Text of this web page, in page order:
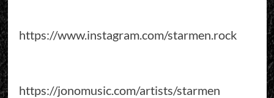
https://www.instagram.com/starmen.rock
https://jonomusic.com/artists/starmen